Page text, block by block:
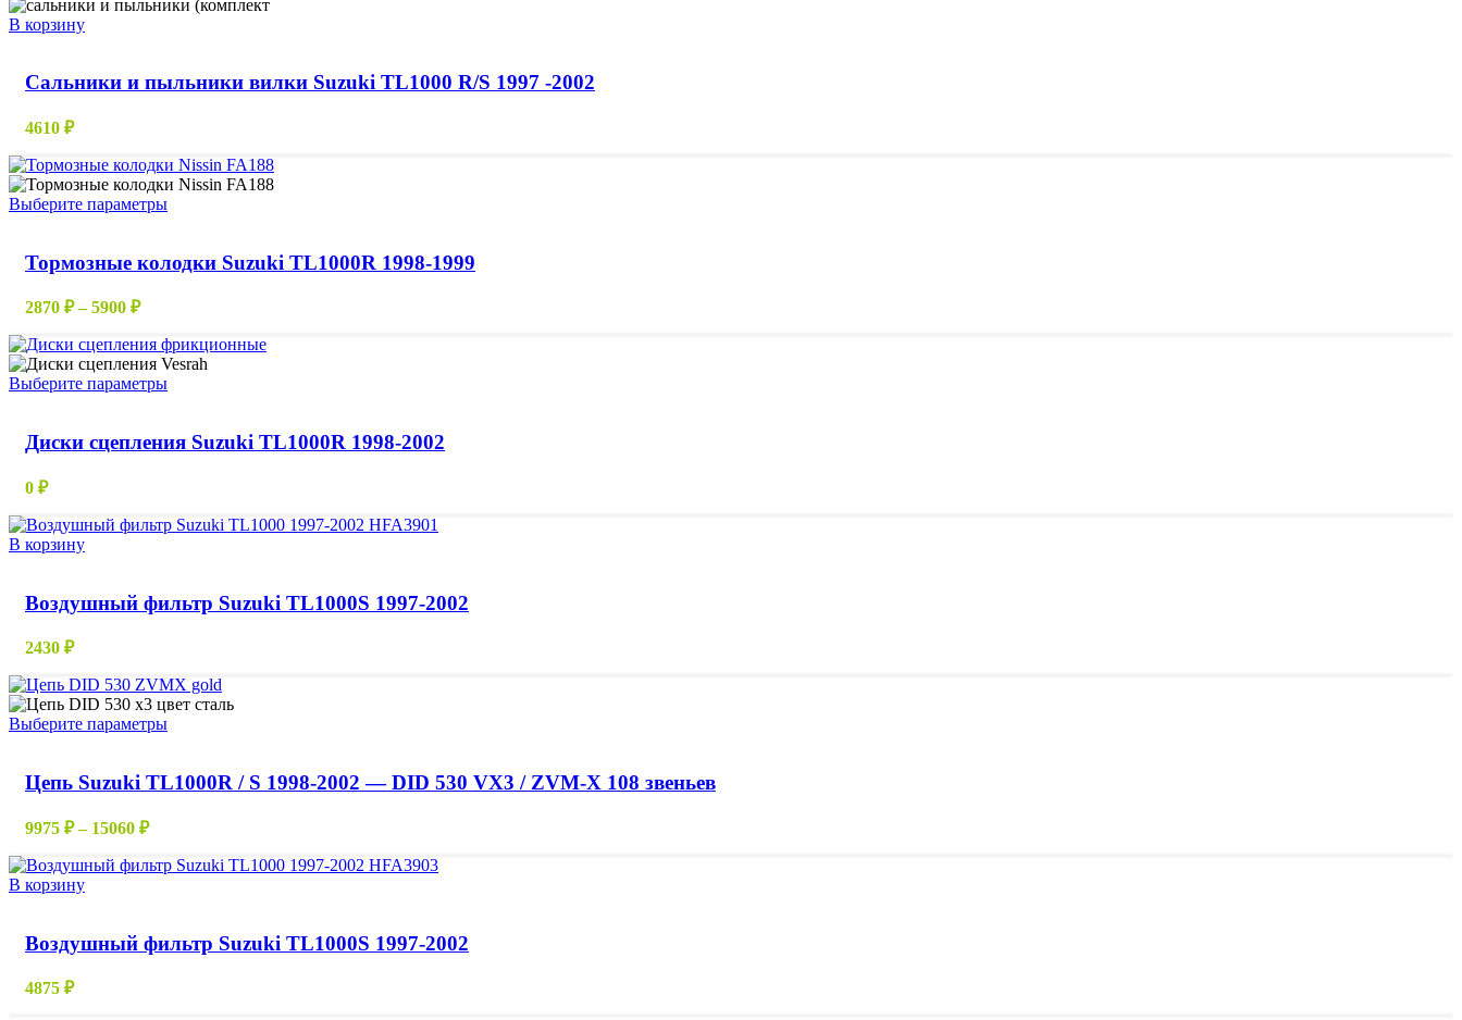
странице
–
В корзину
Сальники и пыльники вилки Suzuki TL1000 R/S 1997 -2002
4610 ₽
Выберите параметрыЭтот
несколько
выбрать
на
странице
Тормозные колодки Suzuki TL1000R 1998-1999
2870 ₽ – 5900 ₽Диапазон
2870 ₽
–
5900 ₽
Выберите параметрыЭтот
несколько
выбрать
на
Диски сцепления Suzuki TL1000R 1998-2002
0 ₽
В корзину
Воздушный фильтр Suzuki TL1000S 1997-2002
2430 ₽
Выберите параметрыЭтот
несколько
выбрать
на
Цепь Suzuki TL1000R / S 1998-2002 — DID 530 VX3 / ZVM-X 108 звеньев
9975 ₽ – 15060 ₽Диапазон
9975 ₽
В корзину
Воздушный фильтр Suzuki TL1000S 1997-2002
4875 ₽